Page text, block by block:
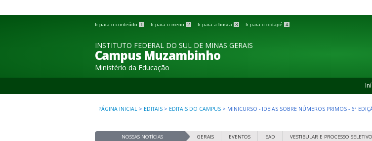
Ir para o conteúdo 1 Ir para o menu 2 Ir para a busca 3 Ir para o rodapé 4
INSTITUTO FEDERAL DO SUL DE MINAS GERAIS
Campus Muzambinho
Ministério da Educação
PÁGINA INICIAL > EDITAIS > EDITAIS DO CAMPUS > MINICURSO - IDEIAS SOBRE NÚMEROS PRIMOS - 6ª
NOSSAS NOTÍCIAS GERAIS EVENTOS EAD VESTIBULAR E PROCESSO SELETIVO